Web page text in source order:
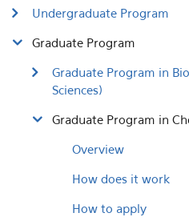
Undergraduate Program
Graduate Program
Graduate Program in
Sciences)
Graduate Program in
Overview
How does it work
How to apply